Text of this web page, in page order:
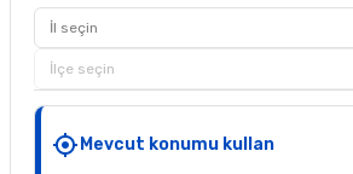
İl seçin
İlçe seçin
Mevcut konumu kullan